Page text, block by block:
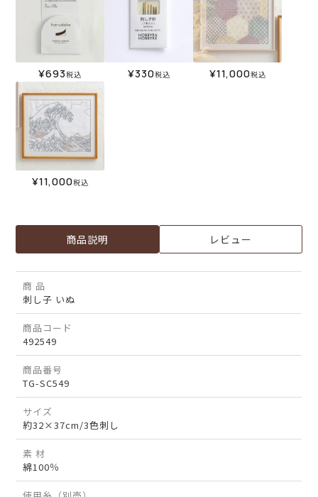
¥693税込 ¥330税込 ¥11,000税込
¥11,000税込
商品説明 レビュー
商 品
刺し子 いぬ
商品コード
492549
商品番号
TG-SC549
サイズ
約32×37cm/3色刺し
素 材
綿100％